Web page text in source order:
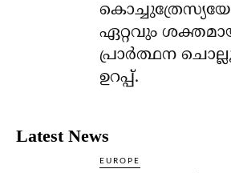
ഏറ്റവും
പ്രാര്‍ത്ഥന
ഉറപ്പ്.
Latest News
EUROPE